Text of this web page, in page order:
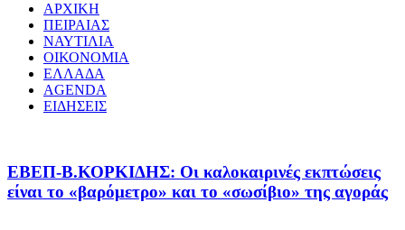
ΑΡΧΙΚΗ
ΠΕΙΡΑΙΑΣ
ΝΑΥΤΙΛΙΑ
ΟΙΚΟΝΟΜΙΑ
ΕΛΛΑΔΑ
AGENDA
ΕΙΔΗΣΕΙΣ
EΒΕΠ-Β.ΚΟΡΚΙΔΗΣ: Οι καλοκαιρινές εκπτώσεις
είναι το «βαρόμετρο» και το «σωσίβιο» της αγοράς